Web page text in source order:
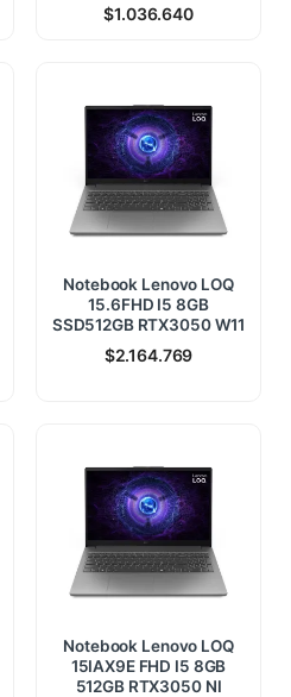
$1.036.640
Notebook Lenovo LOQ
15.6FHD I5 8GB
SSD512GB RTX3050 W11
$2.164.769
Notebook Lenovo LOQ
15IAX9E FHD I5 8GB
512GB RTX3050 NI